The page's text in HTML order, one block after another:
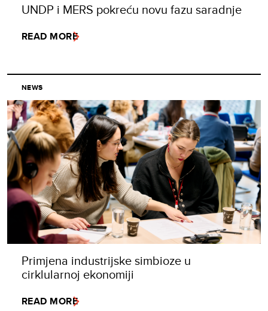
UNDP i MERS pokreću novu fazu saradnje
READ MORE
NEWS
Primjena industrijske simbioze u
cirklularnoj ekonomiji
READ MORE